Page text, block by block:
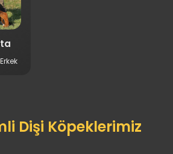
Erkek
Dişi Köpeklerimiz